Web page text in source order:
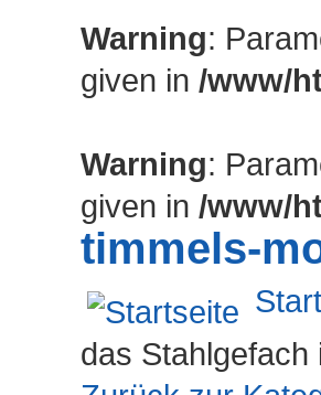
Warning:
given in /www/
Warning:
given in /www/
timmels-
das